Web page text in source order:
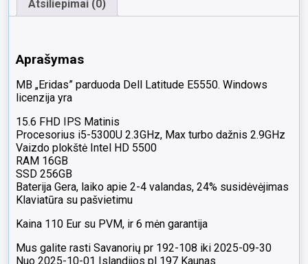
Atsiliepimai (0)
Aprašymas
MB „Eridas” parduoda Dell Latitude E5550. Windows
licenzija yra
15.6 FHD IPS Matinis
Procesorius i5-5300U 2.3GHz, Max turbo dažnis 2.9GHz
Vaizdo plokštė Intel HD 5500
RAM 16GB
SSD 256GB
Baterija Gera, laiko apie 2-4 valandas, 24% susidėvėjimas
Klaviatūra su pašvietimu
Kaina 110 Eur su PVM, ir 6 mėn garantija
Mus galite rasti Savanorių pr 192-108 iki 2025-09-30
Nuo 2025-10-01 Islandijos pl 197 Kaunas